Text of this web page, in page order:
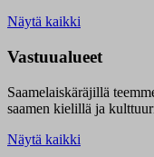
Näytä kaikki
Vastuualueet
Saamelaiskäräjillä t
saamen kielillä ja
Näytä kaikki